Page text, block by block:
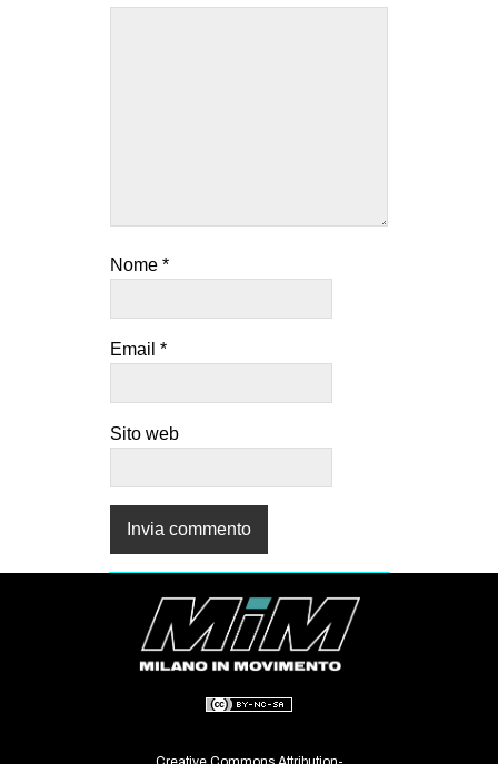
Nome *
Email *
Sito web